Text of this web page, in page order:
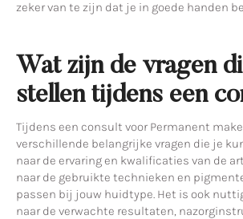
zeker van te zijn dat je in goede handen
Wat zijn de vragen
stellen tijdens een
Tijdens een consult voor Permanent
verschillende belangrijke vragen die je
naar de ervaring en kwalificaties van de
naar de gebruikte technieken en
passen bij jouw huidtype. Het is ook
naar de verwachte resultaten,